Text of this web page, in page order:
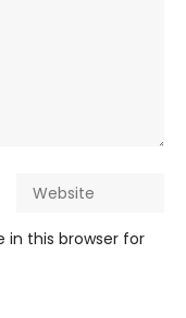
in this browser for